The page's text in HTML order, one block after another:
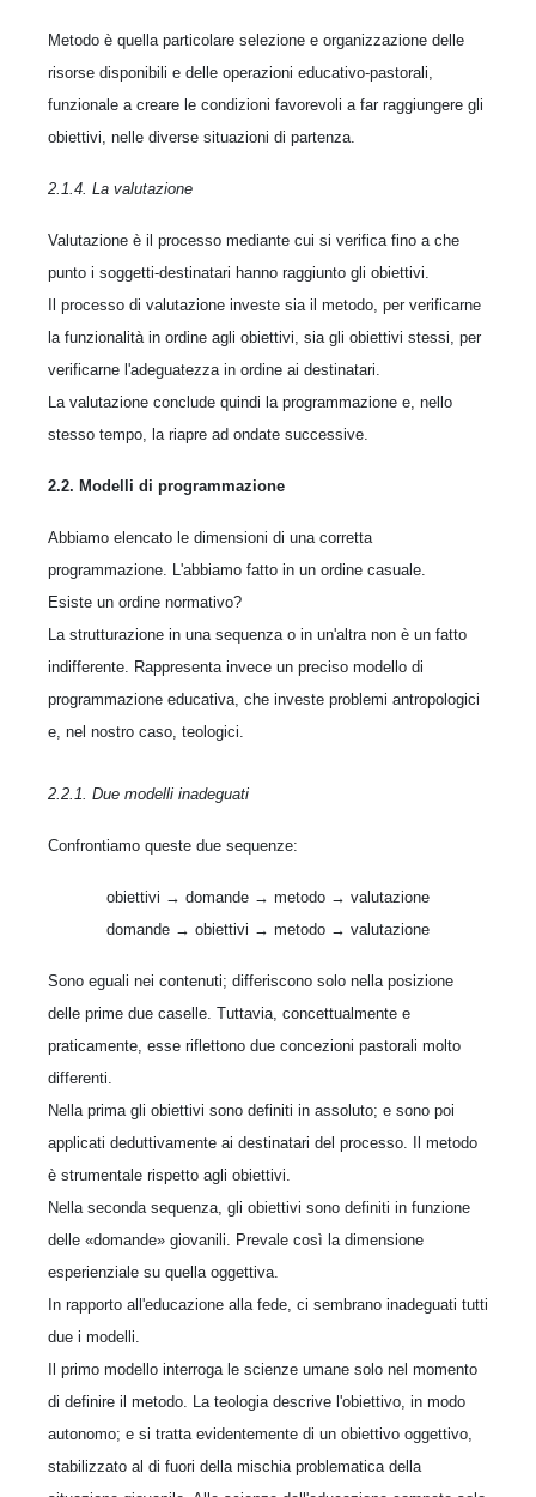
Metodo è quella particolare selezione e organizzazione delle
risorse disponibili e delle operazioni educativo-pastorali,
funzionale a creare le condizioni favorevoli a far raggiungere gli
obiettivi, nelle diverse situazioni di partenza.
2.1.4. La valutazione
Valutazione è il processo mediante cui si verifica fino a che
punto i soggetti-destinatari hanno raggiunto gli obiettivi.
Il processo di valutazione investe sia il metodo, per verificarne
la funzionalità in ordine agli obiettivi, sia gli obiettivi stessi, per
verificarne l'adeguatezza in ordine ai destinatari.
La valutazione conclude quindi la programmazione e, nello
stesso tempo, la riapre ad ondate successive.
2.2. Modelli di programmazione
Abbiamo elencato le dimensioni di una corretta
programmazione. L'abbiamo fatto in un ordine casuale.
Esiste un ordine normativo?
La strutturazione in una sequenza o in un'altra non è un fatto
indifferente. Rappresenta invece un preciso modello di
programmazione educativa, che investe problemi antropologici
e, nel nostro caso, teologici.
2.2.1. Due modelli inadeguati
Confrontiamo queste due sequenze:
obiettivi → domande → metodo → valutazione
domande → obiettivi → metodo → valutazione
Sono eguali nei contenuti; differiscono solo nella posizione
delle prime due caselle. Tuttavia, concettualmente e
praticamente, esse riflettono due concezioni pastorali molto
differenti.
Nella prima gli obiettivi sono definiti in assoluto; e sono poi
applicati deduttivamente ai destinatari del processo. Il metodo
è strumentale rispetto agli obiettivi.
Nella seconda sequenza, gli obiettivi sono definiti in funzione
delle «domande» giovanili. Prevale così la dimensione
esperienziale su quella oggettiva.
In rapporto all'educazione alla fede, ci sembrano inadeguati tutti
due i modelli.
Il primo modello interroga le scienze umane solo nel momento
di definire il metodo. La teologia descrive l'obiettivo, in modo
autonomo; e si tratta evidentemente di un obiettivo oggettivo,
stabilizzato al di fuori della mischia problematica della